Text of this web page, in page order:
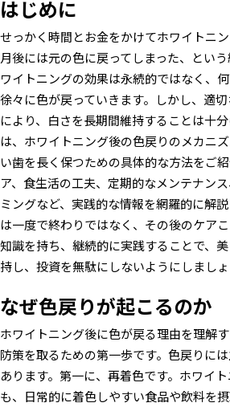
はじめに
せっかく時間とお金をかけてホワイトニ
月後には元の色に戻ってしまった、とい
ワイトニングの効果は永続的ではなく、何
徐々に色が戻っていきます。しかし、適
により、白さを長期間維持することは十
は、ホワイトニング後の色戻りのメカニ
い歯を長く保つための具体的な方法をご
ア、食生活の工夫、定期的なメンテナン
ミングなど、実践的な情報を網羅的に解
は一度で終わりではなく、その後のケア
知識を持ち、継続的に実践することで、
持し、投資を無駄にしないようにしましょ
なぜ色戻りが起こるのか
ホワイトニング後に色が戻る理由を理解
防策を取るための第一歩です。色戻りに
あります。第一に、再着色です。ホワイ
も、日常的に着色しやすい食品や飲料を